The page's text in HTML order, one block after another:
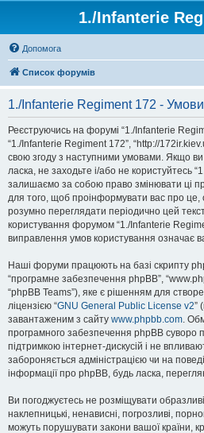
1./Infanterie
Допомога
Список форумів
1./Infanterie Regiment 172 -
Реєструючись на форумі “1./Infanterie
“1./Infanterie Regiment 172”, “http://
свою згоду з наступними умовами. Якщо
ласка, не заходьте і/або не користуйтесь
залишаємо за собою право змінювати ці
для того, щоб проінформувати вас про це,
розумно переглядати періодично цей
користування форумом “1./Infanterie
виправлення умов користування означає
Наші форуми працюють на базі скрипту
“програмне забезпечення phpBB”,
“phpBB Teams”), яке є рішенням для
ліцензією “GNU General Public License v2”
завантаженим з сайту www.phpbb.com.
програмного забезпечення phpBB суворо
підтримкою інтернет-дискусій і не
забороняється адміністрацією чи на
інформації про phpBB, будь ласка,
Ви погоджуєтесь не розміщувати
наклепницькі, ненависні, погрозливі,
можуть порушувати закони вашої країни,